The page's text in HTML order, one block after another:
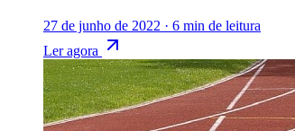
27 de junho de 2022 · 6 min de leitura
Ler agora